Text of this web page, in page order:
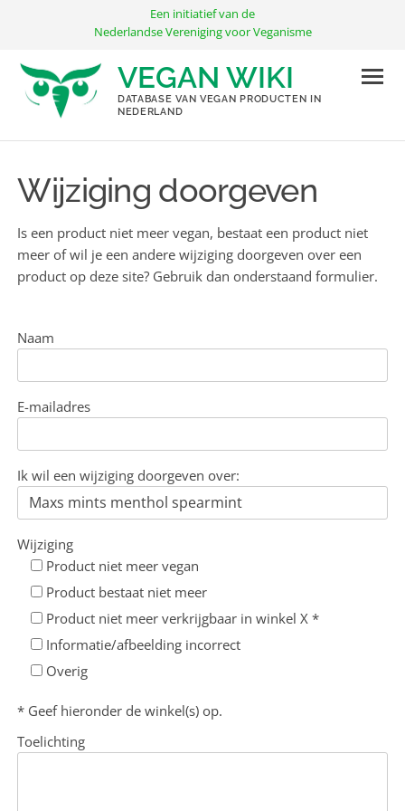
inhoud
Een initiatief van de
Nederlandse Vereniging voor Veganisme
VEGAN WIKI
DATABASE VAN VEGAN PRODUCTEN IN
NEDERLAND
Wijziging doorgeven
Is een product niet meer vegan, bestaat een product niet
meer of wil je een andere wijziging doorgeven over een
product op deze site? Gebruik dan onderstaand formulier.
Naam
E-mailadres
Ik wil een wijziging doorgeven over:
Wijziging
Product niet meer vegan
Product bestaat niet meer
Product niet meer verkrijgbaar in winkel X *
Informatie/afbeelding incorrect
Overig
* Geef hieronder de winkel(s) op.
Toelichting